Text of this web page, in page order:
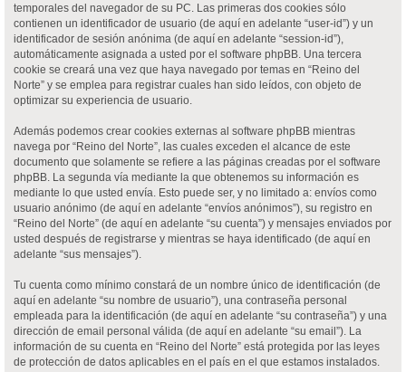
temporales del navegador de su PC. Las primeras dos cookies sólo
contienen un identificador de usuario (de aquí en adelante “user-id”) y un
identificador de sesión anónima (de aquí en adelante “session-id”),
automáticamente asignada a usted por el software phpBB. Una tercera
cookie se creará una vez que haya navegado por temas en “Reino del
Norte” y se emplea para registrar cuales han sido leídos, con objeto de
optimizar su experiencia de usuario.
Además podemos crear cookies externas al software phpBB mientras
navega por “Reino del Norte”, las cuales exceden el alcance de este
documento que solamente se refiere a las páginas creadas por el software
phpBB. La segunda vía mediante la que obtenemos su información es
mediante lo que usted envía. Esto puede ser, y no limitado a: envíos como
usuario anónimo (de aquí en adelante “envíos anónimos”), su registro en
“Reino del Norte” (de aquí en adelante “su cuenta”) y mensajes enviados por
usted después de registrarse y mientras se haya identificado (de aquí en
adelante “sus mensajes”).
Tu cuenta como mínimo constará de un nombre único de identificación (de
aquí en adelante “su nombre de usuario”), una contraseña personal
empleada para la identificación (de aquí en adelante “su contraseña”) y una
dirección de email personal válida (de aquí en adelante “su email”). La
información de su cuenta en “Reino del Norte” está protegida por las leyes
de protección de datos aplicables en el país en el que estamos instalados.